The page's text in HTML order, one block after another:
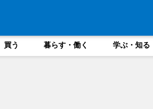
買う 暮らす・働く 学ぶ・知る